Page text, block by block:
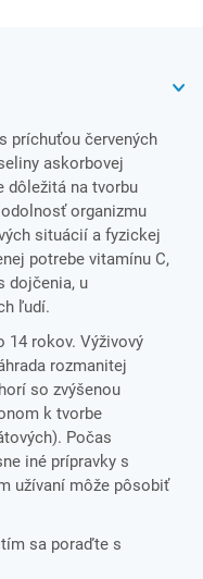
príchuťou červených
askorbovej
dôležitá na tvorbu
organizmu
situácií a fyzickej
potrebe vitamínu C,
dojčenia, u
ľudí.
14 rokov. Výživový
rozmanitej
so zvýšenou
k tvorbe
Počas
iné prípravky s
užívaní môže pôsobiť
sa poraďte s